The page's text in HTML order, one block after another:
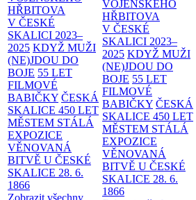
HŘBITOVA
V ČESKÉ
SKALICI 2023–
2025 KDYŽ MUŽI
(NE)JDOU DO
BOJE 55 LET
FILMOVÉ
BABIČKY ČESKÁ
SKALICE 450 LET
MĚSTEM STÁLÁ
EXPOZICE
VĚNOVANÁ
BITVĚ U ČESKÉ
SKALICE 28. 6.
1866
Zobrazit všechny
VOJENSKÉHO
HŘBITOVA
V ČESKÉ
SKALICI 2023–
2025 KDYŽ MUŽI
(NE)JDOU DO
BOJE 55 LET
FILMOVÉ
BABIČKY ČESKÁ
SKALICE 450 LET
MĚSTEM STÁLÁ
EXPOZICE
VĚNOVANÁ
BITVĚ U ČESKÉ
SKALICE 28. 6.
1866